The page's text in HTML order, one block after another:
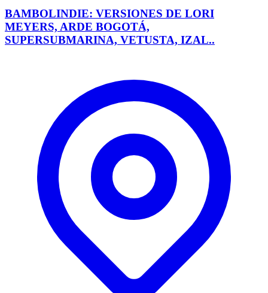
BAMBOLINDIE: VERSIONES DE LORI
MEYERS, ARDE BOGOTÁ,
SUPERSUBMARINA, VETUSTA, IZAL..